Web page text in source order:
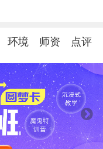
环境 师资 点评